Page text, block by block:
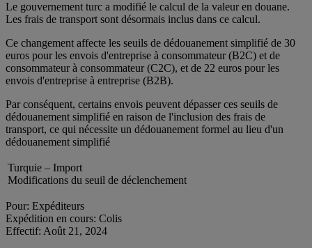
Le gouvernement turc a modifié le calcul de la valeur en douane.
Les frais de transport sont désormais inclus dans ce calcul.
Ce changement affecte les seuils de dédouanement simplifié de 30
euros pour les envois d'entreprise à consommateur (B2C) et de
consommateur à consommateur (C2C), et de 22 euros pour les
envois d'entreprise à entreprise (B2B).
Par conséquent, certains envois peuvent dépasser ces seuils de
dédouanement simplifié en raison de l'inclusion des frais de
transport, ce qui nécessite un dédouanement formel au lieu d'un
dédouanement simplifié
Turquie – Import
Modifications du seuil de déclenchement
Pour: Expéditeurs
Expédition en cours: Colis
Effectif: Août 21, 2024